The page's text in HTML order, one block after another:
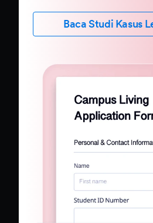
berbasis kertas dengan
ramah seluler dan otomasi.
memastikan keamanan dan
formulir cerdas dan alur kerja
mengumpulkan tanda tangan